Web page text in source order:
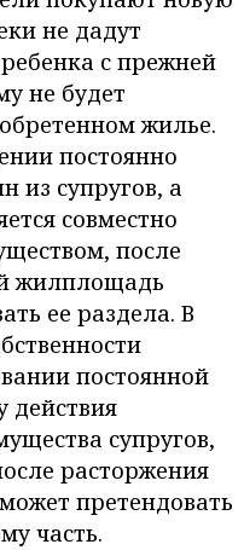
не дадут
с прежней
не будет
жилье.
постоянно
из супругов, а
совместно
после
жилплощадь
ее раздела. В
постоянной
действия
супругов,
расторжения
претендовать
часть.